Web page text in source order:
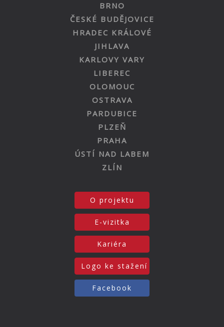
BRNO
ČESKÉ BUDĚJOVICE
HRADEC KRÁLOVÉ
JIHLAVA
KARLOVY VARY
LIBEREC
OLOMOUC
OSTRAVA
PARDUBICE
PLZEŇ
PRAHA
ÚSTÍ NAD LABEM
ZLÍN
O projektu
E-vizitka
Kariéra
Logo ke stažení
Facebook